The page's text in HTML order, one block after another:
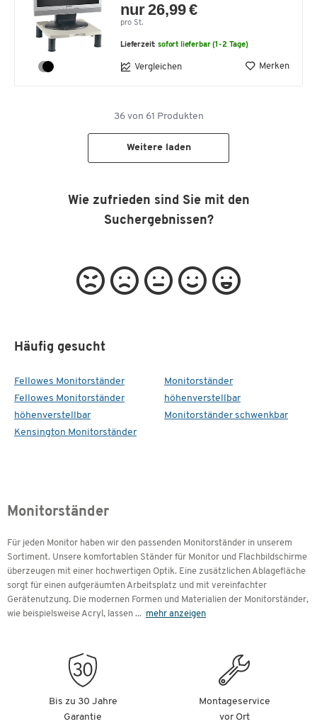
nur 26,99 €
pro St.
Lieferzeit:sofort lieferbar (1-2 Tage)
Vergleichen Merken
36von 61 Produkten
Weitere laden
Wie zufrieden sind Sie mit den
Suchergebnissen?
Häufig gesucht
Fellowes Monitorständer
Fellowes Monitorständer
höhenverstellbar
Kensington Monitorständer
Monitorständer
höhenverstellbar
Monitorständer schwenkbar
Monitorständer
Für jeden Monitor haben wir den passenden Monitorständer in unserem
Sortiment. Unsere komfortablen Ständer für Monitor und Flachbildschirme
überzeugen mit einer hochwertigen Optik. Eine zusätzlichen Ablagefläche
sorgt für einen aufgeräumten Arbeitsplatz und mit vereinfachter
Gerätenutzung. Die modernen Formen und Materialien der Monitorständer,
wie beispielsweise Acryl, lassen ... mehr anzeigen
Bis zu 30 Jahre
Garantie
Montageservice
vor Ort